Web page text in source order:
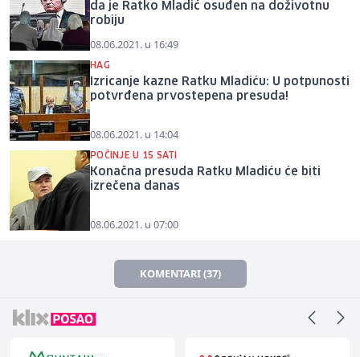
da je Ratko Mladić osuđen na doživotnu
robiju
08.06.2021. u 16:49
HAG
Izricanje kazne Ratku Mladiću: U potpunosti
potvrđena prvostepena presuda!
08.06.2021. u 14:04
POČINJE U 15 SATI
Konačna presuda Ratku Mladiću će biti
izrečena danas
08.06.2021. u 07:00
KOMENTARI (37)